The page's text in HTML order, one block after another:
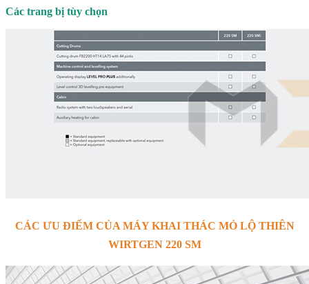
Các trang bị tùy chọn
CÁC ƯU ĐIỂM CỦA MÁY KHAI THÁC MỎ LỘ THIÊN
WIRTGEN 220 SM